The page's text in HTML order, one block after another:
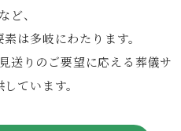
ど、
は多岐にわたります。
送りのご要望に応える葬儀サ
ています。